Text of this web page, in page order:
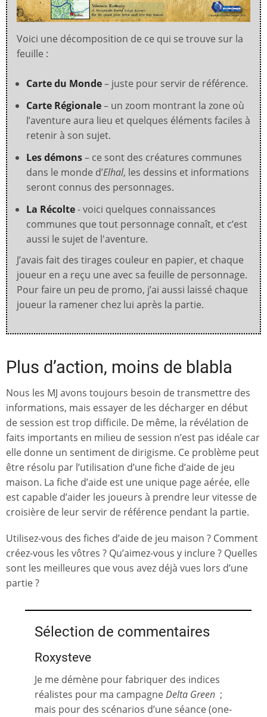
Voici une décomposition de ce qui se trouve sur la
feuille :
Carte du Monde– juste pour servir de référence.
Carte Régionale– un zoom montrant la zone où
l’aventure aura lieu et quelques éléments faciles à
retenir à son sujet.
Les démons– ce sont des créatures communes
dans le monde d’Elhal, les dessins et informations
seront connus des personnages.
La Récolte- voici quelques connaissances
communes que tout personnage connaît, et c’est
aussi le sujet de l'aventure.
J’avais fait des tirages couleur en papier, et chaque
joueur en a reçu une avec sa feuille de personnage.
Pour faire un peu de promo, j’ai aussi laissé chaque
joueur la ramener chez lui après la partie.
Plus d’action, moins de blabla
Nous les MJ avons toujours besoin de transmettre des
informations, mais essayer de les décharger en début
de session est trop difficile. De même, la révélation de
faits importants en milieu de session n’est pas idéale car
elle donne un sentiment de dirigisme. Ce problème peut
être résolu par l’utilisation d’une fiche d’aide de jeu
maison. La fiche d’aide est une unique page aérée, elle
est capable d’aider les joueurs à prendre leur vitesse de
croisière de leur servir de référence pendant la partie.
Utilisez-vous des fiches d’aide de jeu maison ? Comment
créez-vous les vôtres ? Qu’aimez-vous y inclure ? Quelles
sont les meilleures que vous avez déjà vues lors d’une
partie ?
Sélection de commentaires
Roxysteve
Je me démène pour fabriquer des indices
réalistes pour ma campagneDelta Green ;
mais pour des scénarios d’une séance (one-